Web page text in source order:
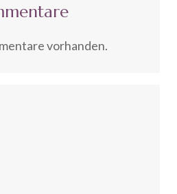
vorhanden.